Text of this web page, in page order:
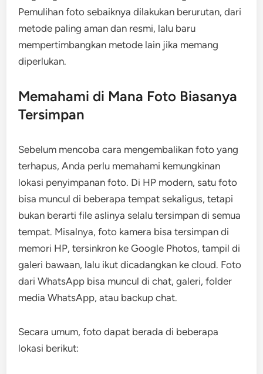
Pemulihan foto sebaiknya dilakukan berurutan, dari
metode paling aman dan resmi, lalu baru
mempertimbangkan metode lain jika memang
diperlukan.
Memahami di Mana Foto Biasanya
Tersimpan
Sebelum mencoba cara mengembalikan foto yang
terhapus, Anda perlu memahami kemungkinan
lokasi penyimpanan foto. Di HP modern, satu foto
bisa muncul di beberapa tempat sekaligus, tetapi
bukan berarti file aslinya selalu tersimpan di semua
tempat. Misalnya, foto kamera bisa tersimpan di
memori HP, tersinkron ke Google Photos, tampil di
galeri bawaan, lalu ikut dicadangkan ke cloud. Foto
dari WhatsApp bisa muncul di chat, galeri, folder
media WhatsApp, atau backup chat.
Secara umum, foto dapat berada di beberapa
lokasi berikut: